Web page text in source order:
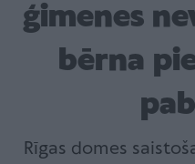
ģimenes
bērna
Rīgas domes